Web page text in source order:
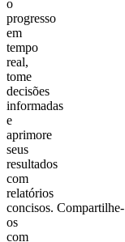
o
progresso
em
tempo
real,
tome
decisões
informadas
e
aprimore
seus
resultados
com
relatórios
concisos. Compartilhe-
os
com